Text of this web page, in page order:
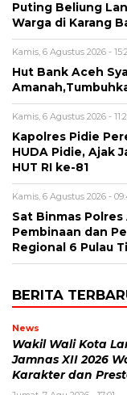
Puting Beliung
Warga di Karang
Kamis, 6 Agustus 2026 -
Hut Bank Aceh
Kamis, 6 Agustus 2026 -
Kapolres Pidie
HUDA Pidie, Ajak
HUT RI ke-81
Kamis, 6 Agustus 2026 -
Sat Binmas
Pembinaan dan
Regional 6 Pulau
BERITA
News
Wakil Wali Kota
Jamnas XII 2026
Karakter dan